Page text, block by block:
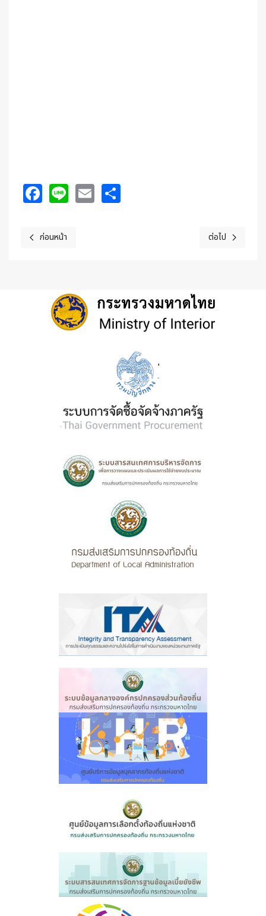
Facebook
LineEmail
เนื้อหาก่อนหน้า: ประกาศ ประกวดราคาจ้างก่อสร้างถนนคอนกรีตเสริมเ
ก่อนหน้า เนื้อหาถัดไป: ปร
ต่อไป